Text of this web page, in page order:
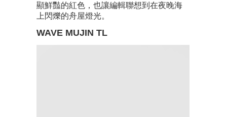
顯鮮豔的紅色，也讓編輯聯想到在夜晚海
上閃爍的舟屋燈光。
WAVE MUJIN TL